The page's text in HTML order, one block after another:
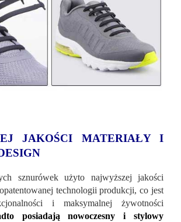
JAKOŚCI MATERIAŁY I
sznurówek użyto najwyższej jakości
technologii produkcji, co jest
i maksymalnej żywotności
posiadają nowoczesny i stylowy